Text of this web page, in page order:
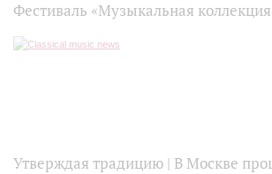
Фестиваль «Музыкальная
Утверждая традицию | В Москве